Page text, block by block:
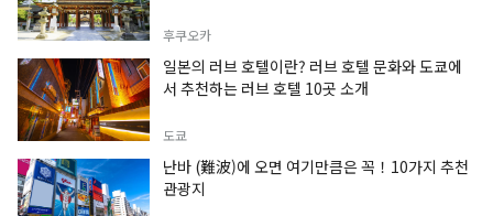
후쿠오카
일본의 러브 호텔이란? 러브 호텔 문화와 도쿄에
서 추천하는 러브 호텔 10곳 소개
도쿄
난바 (難波)에 오면 여기만큼은 꼭！10가지 추천
관광지